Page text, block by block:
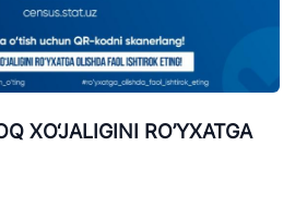
XO‘JALIGINI RO’YXATGA